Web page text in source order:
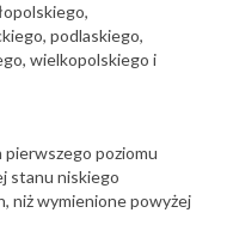
podlaskiego,
wielkopolskiego i
pierwszego poziomu
stanu niskiego
niż wymienione powyżej